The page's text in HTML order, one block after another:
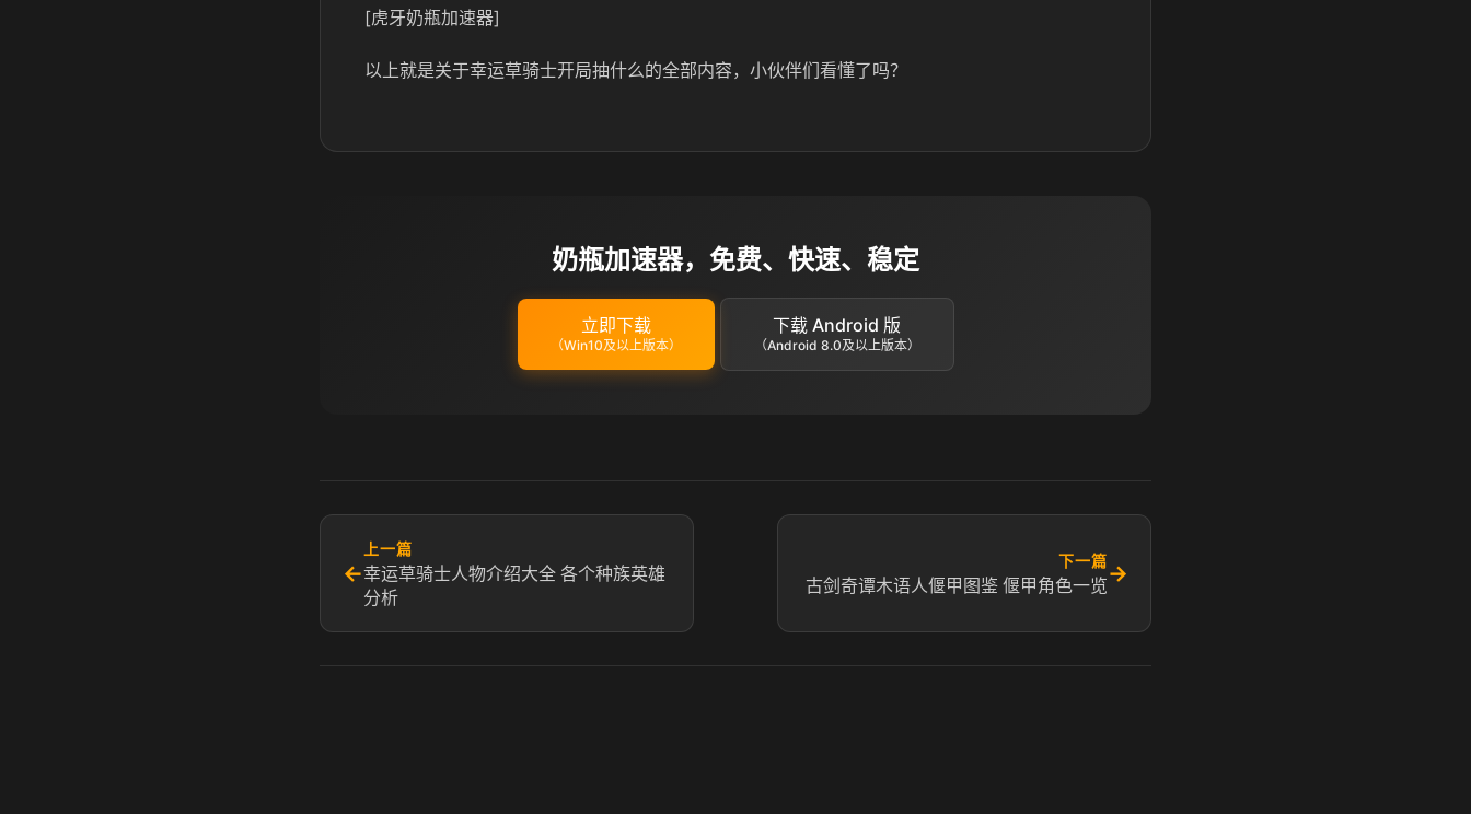
[虎牙奶瓶加速器]
以上就是关于幸运草骑士开局抽什么的全部内容，小伙伴们看懂了吗？
奶瓶加速器，免费、快速、稳定
立即下载
（Win10及以上版本）
下载 Android 版
（Android 8.0及以上版本）
←
上一篇
幸运草骑士人物介绍大全 各个种族英雄
分析
下一篇
古剑奇谭木语人偃甲图鉴 偃甲角色一览→